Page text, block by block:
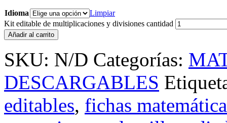
Idioma
Limpiar
Kit editable de multiplicaciones y divisiones cantidad
Añadir al carrito
SKU: N/D Categorías:
DESCARGABLES
editables, fichas